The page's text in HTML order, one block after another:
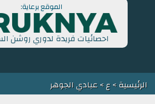
الموقع برعاية:
احصائيات فريدة لدوري روشن
الرئيسية>ع> عبادي الجوهر